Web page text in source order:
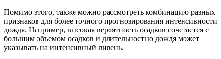
Помимо этого, также можно рассмотреть комбинацию разных
признаков для более точного прогнозирования интенсивности
дождя. Например, высокая вероятность осадков сочетается с
большим объемом осадков и длительностью дождя может
указывать на интенсивный ливень.